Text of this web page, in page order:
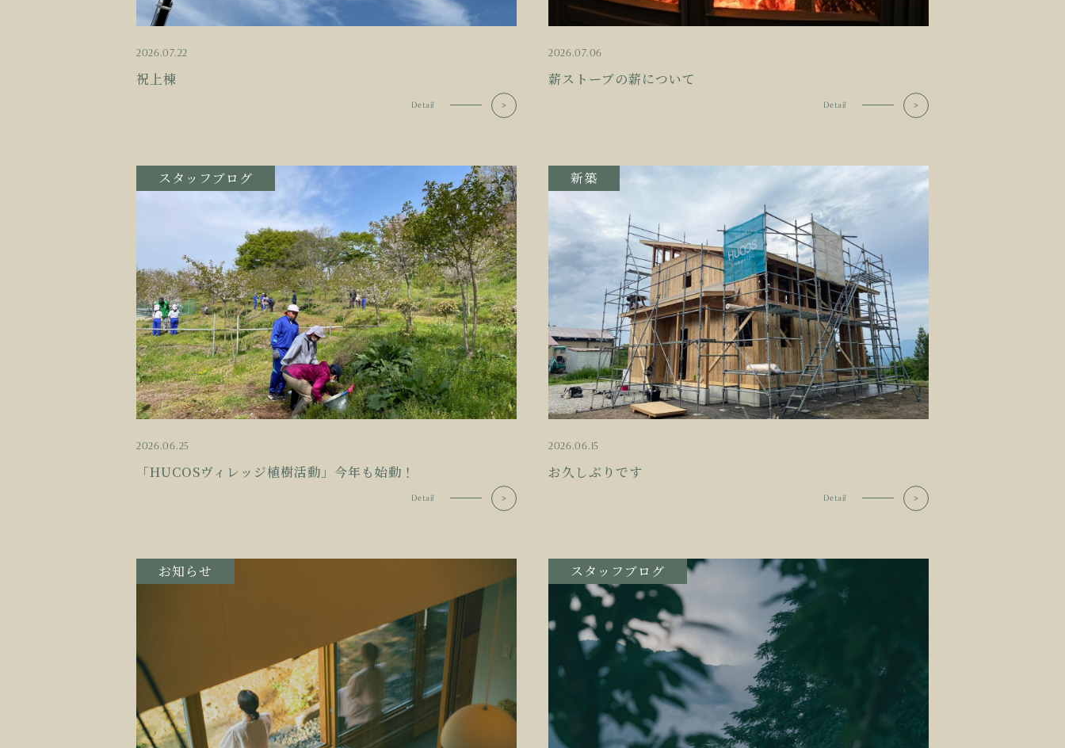
2026.07.22
祝上棟
Detail
2026.07.06
薪ストーブの薪について
Detail
スタッフブログ
2026.06.25
「HUCOSヴィレッジ植樹活動」今年も始動！
Detail
新築
2026.06.15
お久しぶりです
Detail
お知らせ スタッフブログ